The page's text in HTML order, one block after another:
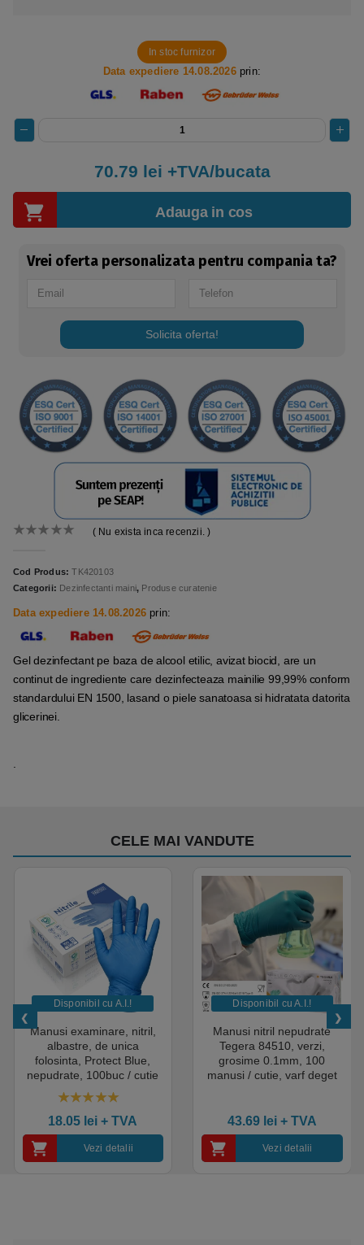
( Nu exista inca recenzii. )
Cod Produs:TK420103
Categorii: Dezinfectanti maini, Produse curatenie
Data expediere 14.08.2026 prin:
Gel dezinfectant pe baza de alcool etilic, avizat biocid, are un
continut de ingrediente care dezinfecteaza mainilie 99,99% conform
standardului EN 1500, lasand o piele sanatoasa si hidratata datorita
glicerinei.
In stoc furnizor
Data expediere 14.08.2026prin:
70.79 lei +TVA/bucata
Adauga in cos
Vrei oferta personalizata pentru compania ta?
Solicita oferta!
CELE MAI VANDUTE
Disponibil cu A.I.​!
Manusi examinare, nitril,
albastre, de unica
folosinta, Protect Blue,
nepudrate, 100buc / cutie
pentru medical, HoReCa,
saloane si domeniul
industrial, calitate premium
18.05 lei + TVA
Vezi detalii
Disponibil cu A.I.​!
Manusi nitril nepudrate
Tegera 84510, verzi,
grosime 0.1mm, 100
manusi / cutie, varf deget
43.69 lei+ TVA
Vezi detalii